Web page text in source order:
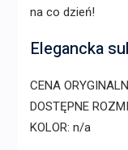
na co dzień!
Elegancka
CENA
DOSTĘPNE
KOLOR: n/a